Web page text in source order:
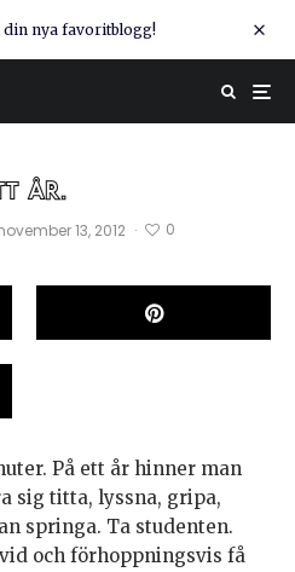
din nya favoritblogg!
ÅR.
13, 2012 · 0
På ett år hinner man
sig titta, lyssna, gripa,
springa. Ta studenten.
och förhoppningsvis få